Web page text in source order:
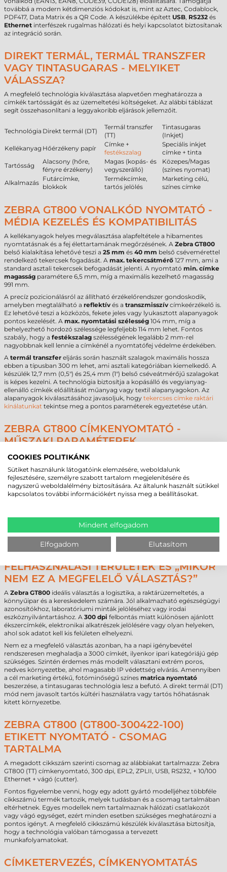
továbbá a modern kétdimenziós kódokat is, mint az Aztec, Codablock,
PDF417, Data Matrix és a QR Code. A készülékbe épített USB, RS232 és
Ethernet interfészek rugalmas hálózati és helyi kapcsolatot biztosítanak
az integráció során.
DIREKT TERMÁL, TERMÁL TRANSZFER
VAGY TINTASUGARAS - MELYIKET
VÁLASSZA?
A megfelelő technológia kiválasztása alapvetően meghatározza a
címkék tartósságát és az üzemeltetési költségeket. Az alábbi táblázat
segít összehasonlítani a leggyakoribb eljárások jellemzőit.
Technológia Direkt termál (DT)
Termál transzfer
(TT)
Tintasugaras
(Inkjet)
Kellékanyag Hőérzékeny papír
Címke +
festékszalag
Speciális inkjet
címke + tinta
Tartósság
Alacsony (hőre,
fényre érzékeny)
Magas (kopás- és
vegyszerálló)
Közepes/Magas
(színes nyomat)
Alkalmazás
Futárcímke,
blokkok
Termékcímke,
tartós jelölés
Marketing célú,
színes címke
ZEBRA GT800 VONALKÓD NYOMTATÓ -
MÉDIA KEZELÉS ÉS KOMPATIBILITÁS
A kellékanyagok helyes megválasztása alapfeltétele a hibamentes
nyomtatásnak és a fej élettartamának megőrzésének. A Zebra GT800
belső kialakítása lehetővé teszi a 25 mm és 40 mm belső csévemérettel
rendelkező tekercsek fogadását. A max. tekercsátmérő 127 mm, ami a
standard asztali tekercsek befogadását jelenti. A nyomtató min. címke
magasság paramétere 6,5 mm, míg a maximális kezelhető magasság
991 mm.
A precíz pozicionálásról az állítható érzékelőrendszer gondoskodik,
amelyben megtalálható a reflektív és a transzmisszív címkeérzékelő is.
Ez lehetővé teszi a közközös, fekete jeles vagy lyukasztott alapanyagok
pontos kezelését. A max. nyomtatási szélesség 104 mm, míg a
behelyezhető hordozó szélessége legfeljebb 114 mm lehet. Fontos
szabály, hogy a festékszalag szélességének legalább 2 mm-rel
nagyobbnak kell lennie a címkénél a nyomtatófej védelme érdekében.
A termál transzfer eljárás során használt szalagok maximális hossza
ebben a típusban 300 m lehet, ami asztali kategóriában kiemelkedő. A
készülék 12,7 mm (0,5") és 25,4 mm (1") belső cséveátmérőjű szalagokat
is képes kezelni. A technológia biztosítja a kopásálló és vegyianyag-
ellenálló címkék előállítását műanyag vagy textil alapanyagokon. Az
alapanyagok kiválasztásához javasoljuk, hogy tekercses címke raktári
kínálatunkat tekintse meg a pontos paraméterek egyeztetése után.
ZEBRA GT800 CÍMKENYOMTATÓ -
MŰSZAKI PARAMÉTEREK
A döntéshozatalhoz elengedhetetlen a pontos műszaki adatok
Márka
Zebra
Modell
GT800
Technológia
termál transzfer
Max. tekercsátmérő
127 mm
25 mm/40 mm
Interfész
USB,RS232,Ethernet
6 hónap)
FELHASZNÁLÁSI TERÜLETEK ÉS „MIKOR
NEM EZ A MEGFELELŐ VÁLASZTÁS?”
A Zebra GT800 ideális választás a logisztika, a raktárüzemeltetés, a
könnyűipar és a kereskedelem számára. Jól alkalmazható egészségügyi
azonosítókhoz, laboratóriumi minták jelöléséhez vagy irodai
eszköznyilvántartáshoz. A 300 dpi felbontás miatt különösen ajánlott
ékszercímkék, elektronikai alkatrészek jelölésére vagy olyan helyeken,
ahol sok adatot kell kis felületen elhelyezni.
Nem ez a megfelelő választás azonban, ha a napi igénybevétel
rendszeresen meghaladja a 3000 címkét, ilyenkor ipari kategóriájú gép
szükséges. Szintén érdemes más modellt választani extrém poros,
nedves környezetbe, ahol magasabb IP védettség elvárás. Amennyiben
a cél marketing értékű, fotóminőségű színes matrica nyomtató
beszerzése, a tintasugaras technológia lesz a befutó. A direkt termál (DT)
mód nem javasolt tartós kültéri használatra vagy tartós hőhatásnak
kitett környezetbe.
ZEBRA GT800 (GT800-300422-100)
ETIKETT NYOMTATÓ - CSOMAG
TARTALMA
A megadott cikkszám szerinti csomag az alábbiakat tartalmazza: Zebra
GT800 (TT) címkenyomtató, 300 dpi, EPL2, ZPLII, USB, RS232, + 10/100
Ethernet + vágó (cutter).
Fontos figyelembe venni, hogy egy adott gyártó modelljéhez többféle
cikkszámú termék tartozik, melyek tudásban és a csomag tartalmában
eltérhetnek. Egyes modellek nem tartalmaznak hálózati csatlakozót
vagy vágó egységet, ezért minden esetben szükséges meghatározni a
pontos igényt. A megfelelő cikkszámú készülék kiválasztása biztosítja,
hogy a technológia valóban támogassa a tervezett
munkafolyamatokat.
CÍMKETERVEZÉS, CÍMKENYOMTATÁS
COOKIES POLITIKÁNK
Sütiket használunk látogatóink elemzésére, weboldalunk
fejlesztésére, személyre szabott tartalom megjelenítésére és
nagyszerű weboldalélmény biztosítására. Az általunk használt sütikkel
kapcsolatos további információkért nyissa meg a beállításokat.
Mindent elfogadom
Elfogadom Elutasítom